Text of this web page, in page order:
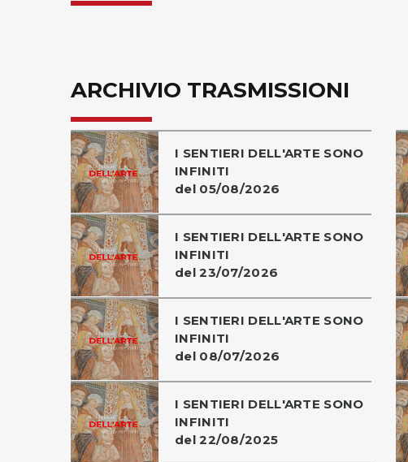
ARCHIVIO TRASMISSIONI
I SENTIERI DELL'ARTE SONO
INFINITI
del 05/08/2026
I SENTIERI DELL'ARTE SONO
INFINITI
del 23/07/2026
I SENTIERI DELL'ARTE SONO
INFINITI
del 08/07/2026
I SENTIERI DELL'ARTE SONO
INFINITI
del 22/08/2025